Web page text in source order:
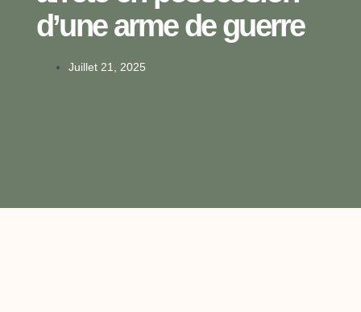
d’une arme de guerre
Juillet 21, 2025